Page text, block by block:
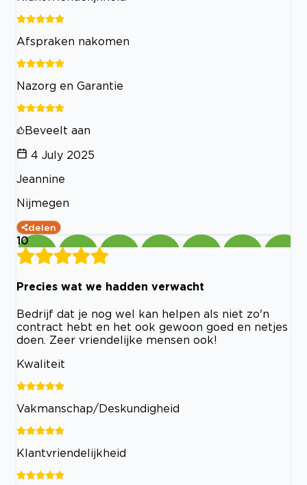
Afspraken nakomen
Nazorg en Garantie
Beveelt aan
4 July 2025
Jeannine
Nijmegen
delen
10
Precies wat we hadden verwacht
Bedrijf dat je nog wel kan helpen als niet zo'n
contract hebt en het ook gewoon goed en netjes
doen. Zeer vriendelijke mensen ook!
Kwaliteit
Vakmanschap/Deskundigheid
Klantvriendelijkheid